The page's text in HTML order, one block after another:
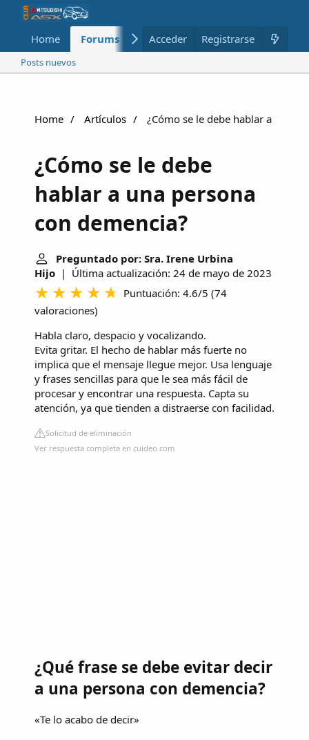
Home Forums Nuevo Miembros
Acceder Registrarse
Posts nuevos
Home Artículos ¿Cómo se le debe hablar a una
¿Cómo se le debe
hablar a una persona
con demencia?
Preguntado por: Sra. Irene Urbina
Hijo | Última actualización: 24 de mayo de 2023
Puntuación: 4.6/5 (74
valoraciones)
Habla claro, despacio y vocalizando.
Evita gritar. El hecho de hablar más fuerte no
implica que el mensaje llegue mejor. Usa lenguaje
y frases sencillas para que le sea más fácil de
procesar y encontrar una respuesta. Capta su
atención, ya que tienden a distraerse con facilidad.
Solicitud de eliminación
Ver respuesta completa en cuideo.com
¿Qué frase se debe evitar decir
a una persona con demencia?
«Te lo acabo de decir»